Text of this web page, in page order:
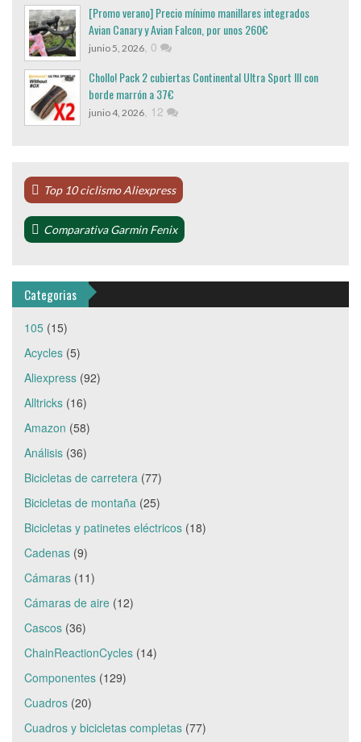
[Promo verano] Precio mínimo manillares integrados
Avian Canary y Avian Falcon, por unos 260€
junio 5, 2026, 0
Chollo! Pack 2 cubiertas Continental Ultra Sport III con
borde marrón a 37€
junio 4, 2026, 12
Top 10 ciclismo Aliexpress
Comparativa Garmin Fenix
Categorias
105 (15)
Acycles (5)
Aliexpress (92)
Alltricks (16)
Amazon (58)
Análisis (36)
Bicicletas de carretera (77)
Bicicletas de montaña (25)
Bicicletas y patinetes eléctricos (18)
Cadenas (9)
Cámaras (11)
Cámaras de aire (12)
Cascos (36)
ChainReactionCycles (14)
Componentes (129)
Cuadros (20)
Cuadros y bicicletas completas (77)